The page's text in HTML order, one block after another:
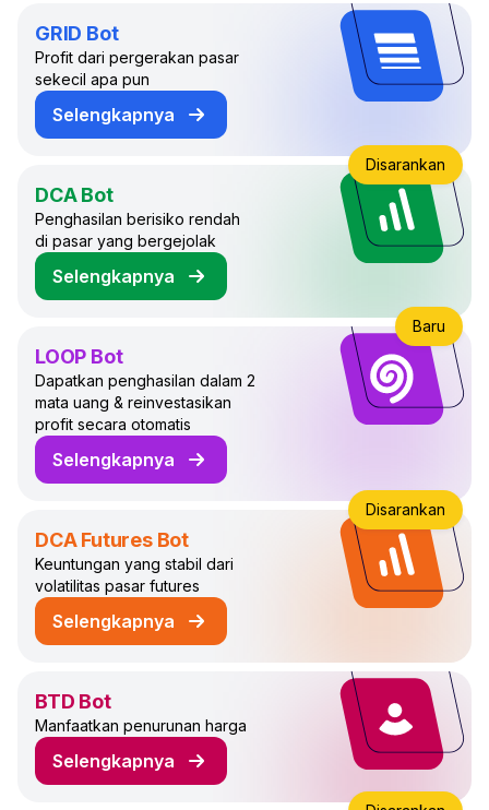
GRID Bot
Profit dari pergerakan pasar
sekecil apa pun
Selengkapnya
tentang GRID Trading Bot
DCA Bot
Penghasilan berisiko rendah
di pasar yang bergejolak
Selengkapnya
tentang DCA Trading Bot
Disarankan
LOOP Bot
Dapatkan penghasilan dalam 2
mata uang & reinvestasikan
profit secara otomatis
Selengkapnya
tentang LOOP Trading Bot
Baru
DCA Futures Bot
Keuntungan yang stabil dari
volatilitas pasar futures
Selengkapnya
tentang DCA Futures Trading Bot
Disarankan
BTD Bot
Manfaatkan penurunan harga
Selengkapnya
tentang BTD Trading Bot